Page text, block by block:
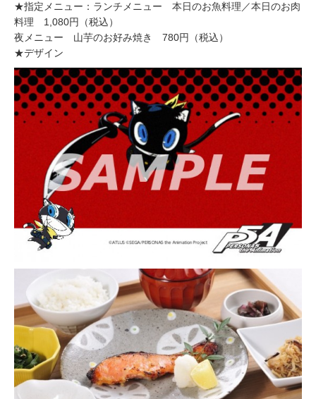
★指定メニュー：ランチメニュー 本日のお魚料理／本日のお肉
料理 1,080円（税込）
夜メニュー 山芋のお好み焼き 780円（税込）
★デザイン